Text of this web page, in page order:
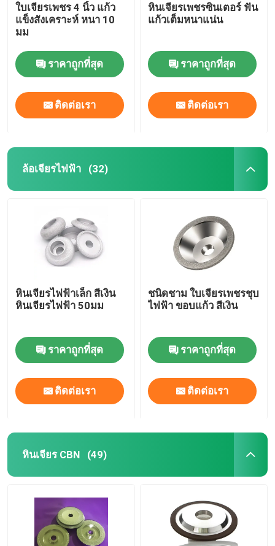
ใบเจียรเพชร 4 นิ้ว แก้ว
แข็งสังเคราะห์ หนา 10
มม
ราคาถูกที่สุด
ติดต่อเรา
หินเจียรเพชรซินเตอร์ ฟัน
แก้วเต็มหนาแน่น
ราคาถูกที่สุด
ติดต่อเรา
ล้อเจียรไฟฟ้า (32)
หินเจียรไฟฟ้าเล็ก สีเงิน
หินเจียรไฟฟ้า 50มม
ราคาถูกที่สุด
ติดต่อเรา
ชนิดชาม ใบเจียรเพชรชุบ
ไฟฟ้า ขอบแก้ว สีเงิน
ราคาถูกที่สุด
ติดต่อเรา
หินเจียร CBN (49)